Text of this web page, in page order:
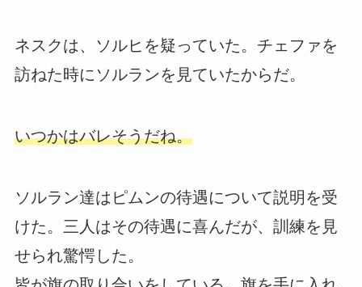
ネスクは、ソルヒを疑っていた。チェファを
訪ねた時にソルランを見ていたからだ。
いつかはバレそうだね。
ソルラン達はピムンの待遇について説明を受
けた。三人はその待遇に喜んだが、訓練を見
せられ驚愕した。